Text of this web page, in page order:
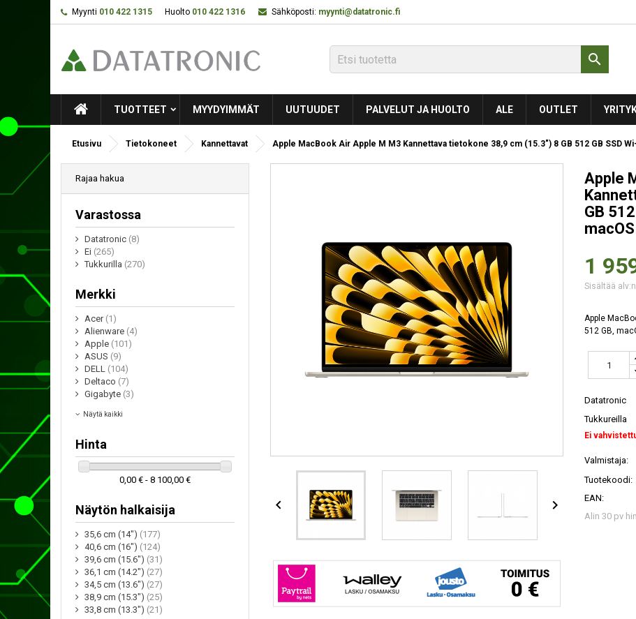
Myynti 010 422 1315 Huolto 010 422 1316 Sähköposti: myynti@datatronic.fi

TUOTTEET MYYDYIMMÄT UUTUUDET PALVELUT JA HUOLTO ALE OUTLET
Etusivu Tietokoneet Kannettavat Apple MacBook Air Apple M M3 Kannettava tietokone 38,9 cm (15.3") 8 GB 512 GB SSD
Rajaa hakua
Varastossa
Datatronic (8)
Ei (265)
Tukkurilla (270)
Merkki
Acer (1)
Alienware (4)
Apple (101)
ASUS (9)
DELL (104)
Deltaco (7)
Gigabyte (3)
Näytä kaikki
Hinta
0,00 € - 8 100,00 €
Näytön halkaisija
35,6 cm (14") (177)
40,6 cm (16") (124)
39,6 cm (15.6") (31)
36,1 cm (14.2") (27)
34,5 cm (13.6") (27)
38,9 cm (15.3") (25)
33,8 cm (13.3") (21)
 
Apple
GB
1
Sisältää alv:n
Apple
512 GB,
Datatronic
Tukkureilla
Ei
Valmistaja:
Tuotekoodi:
EAN:
Alin 30 pv